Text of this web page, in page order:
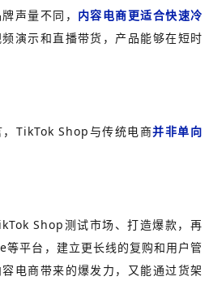
声量不同， 内容电商更适合快速冷
演示和直播带货，产品能够在短时
TikTok Shop与传统电商并非单向
Shop测试市场、打造爆款，再
平台，建立更长线的复购和用户管
电商带来的爆发力，又能通过货架